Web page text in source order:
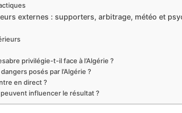
externes : supporters, arbitrage, météo et
privilégie-t-il face à l’Algérie ?
posés par l’Algérie ?
en direct ?
influencer le résultat ?